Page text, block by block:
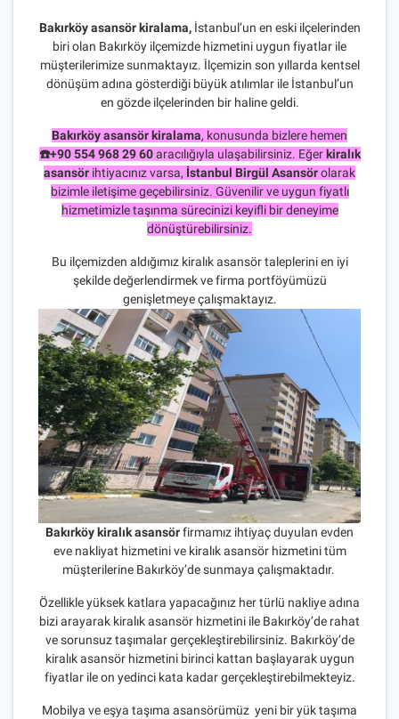
Bakırköy asansör kiralama,İstanbul’un en eski ilçelerinden
biri olan Bakırköy ilçemizde hizmetini uygun fiyatlar ile
müşterilerimize sunmaktayız. İlçemizin son yıllarda kentsel
dönüşüm adına gösterdiği büyük atılımlar ile İstanbul’un
en gözde ilçelerinden bir haline geldi.
Bakırköy asansör kiralama, konusunda bizlere hemen
☎️+90 554 968 29 60aracılığıyla ulaşabilirsiniz. Eğerkiralık
asansör ihtiyacınız varsa, İstanbul Birgül Asansörolarak
bizimle iletişime geçebilirsiniz. Güvenilir ve uygun fiyatlı
hizmetimizle taşınma sürecinizi keyifli bir deneyime
dönüştürebilirsiniz.
Bu ilçemizden aldığımız kiralık asansör taleplerini en iyi
şekilde değerlendirmek ve firma portföyümüzü
genişletmeye çalışmaktayız.
Bakırköy kiralık asansörfirmamız ihtiyaç duyulan evden
eve nakliyat hizmetini ve kiralık asansör hizmetini tüm
müşterilerine Bakırköy’de sunmaya çalışmaktadır.
Özellikle yüksek katlara yapacağınız her türlü nakliye adına
bizi arayarak kiralık asansör hizmetini ile Bakırköy’de rahat
ve sorunsuz taşımalar gerçekleştirebilirsiniz. Bakırköy’de
kiralık asansör hizmetini birinci kattan başlayarak uygun
fiyatlar ile on yedinci kata kadar gerçekleştirebilmekteyiz.
Mobilya ve eşya taşıma asansörümüz yeni bir yük taşıma